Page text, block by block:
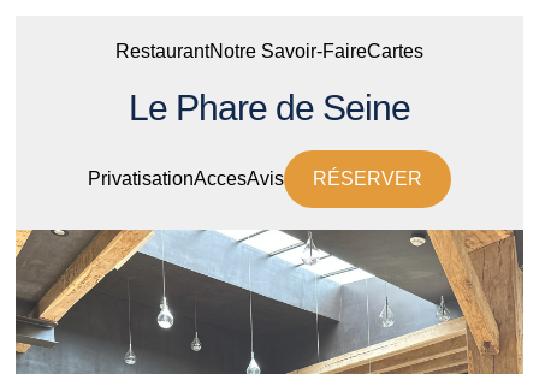
RestaurantNotre Savoir-FaireCartes
Le Phare de Seine
PrivatisationAccesAvis RÉSERVER